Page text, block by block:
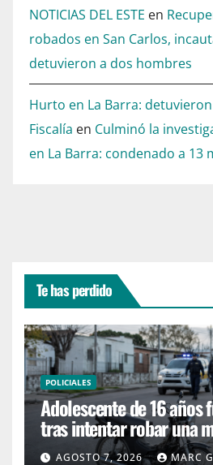
NOTICIAS DEL ESTE en
robados en San Carlos,
detuvieron a dos hombres
Hurto en La Barra:
Fiscalía en Culminó la
en La Barra: condenado a 13
Te has perdido
POLICIALES
Adolescente de 16
tras intentar robar una
4HAGOSTO 7, 2026 MARC